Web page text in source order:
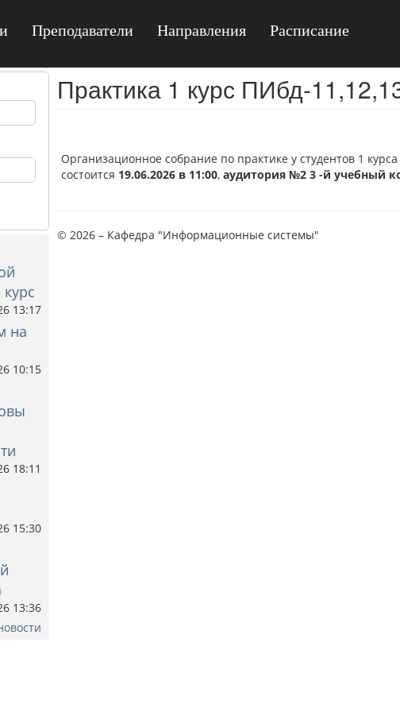
Преподаватели Направления Расписание
13:17
на
10:15
18:11
15:30
13:36
Практика 1 курс ПИбд-
Организационное собрание по практике у студентов 1
состоится 19.06.2026 в 11:00, аудитория №2 3 -й учебный
© 2026 – Кафедра "Информационные системы"